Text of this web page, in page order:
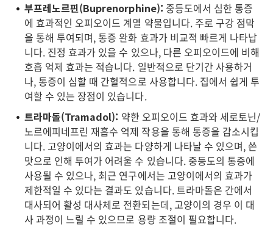
부프레노르핀(Buprenorphine): 중등도에서 심한 통증
에 효과적인 오피오이드 계열 약물입니다. 주로 구강 점막
을 통해 투여되며, 통증 완화 효과가 비교적 빠르게 나타납
니다. 진정 효과가 있을 수 있으나, 다른 오피오이드에 비해
호흡 억제 효과는 적습니다. 일반적으로 단기간 사용하거
나, 통증이 심할 때 간헐적으로 사용합니다. 집에서 쉽게 투
여할 수 있는 장점이 있습니다.
트라마돌(Tramadol): 약한 오피오이드 효과와 세로토닌/
노르에피네프린 재흡수 억제 작용을 통해 통증을 감소시킵
니다. 고양이에서의 효과는 다양하게 나타날 수 있으며, 쓴
맛으로 인해 투여가 어려울 수 있습니다. 중등도의 통증에
사용될 수 있으나, 최근 연구에서는 고양이에서의 효과가
제한적일 수 있다는 결과도 있습니다. 트라마돌은 간에서
대사되어 활성 대사체로 전환되는데, 고양이의 경우 이 대
사 과정이 느릴 수 있으므로 용량 조절이 필요합니다.